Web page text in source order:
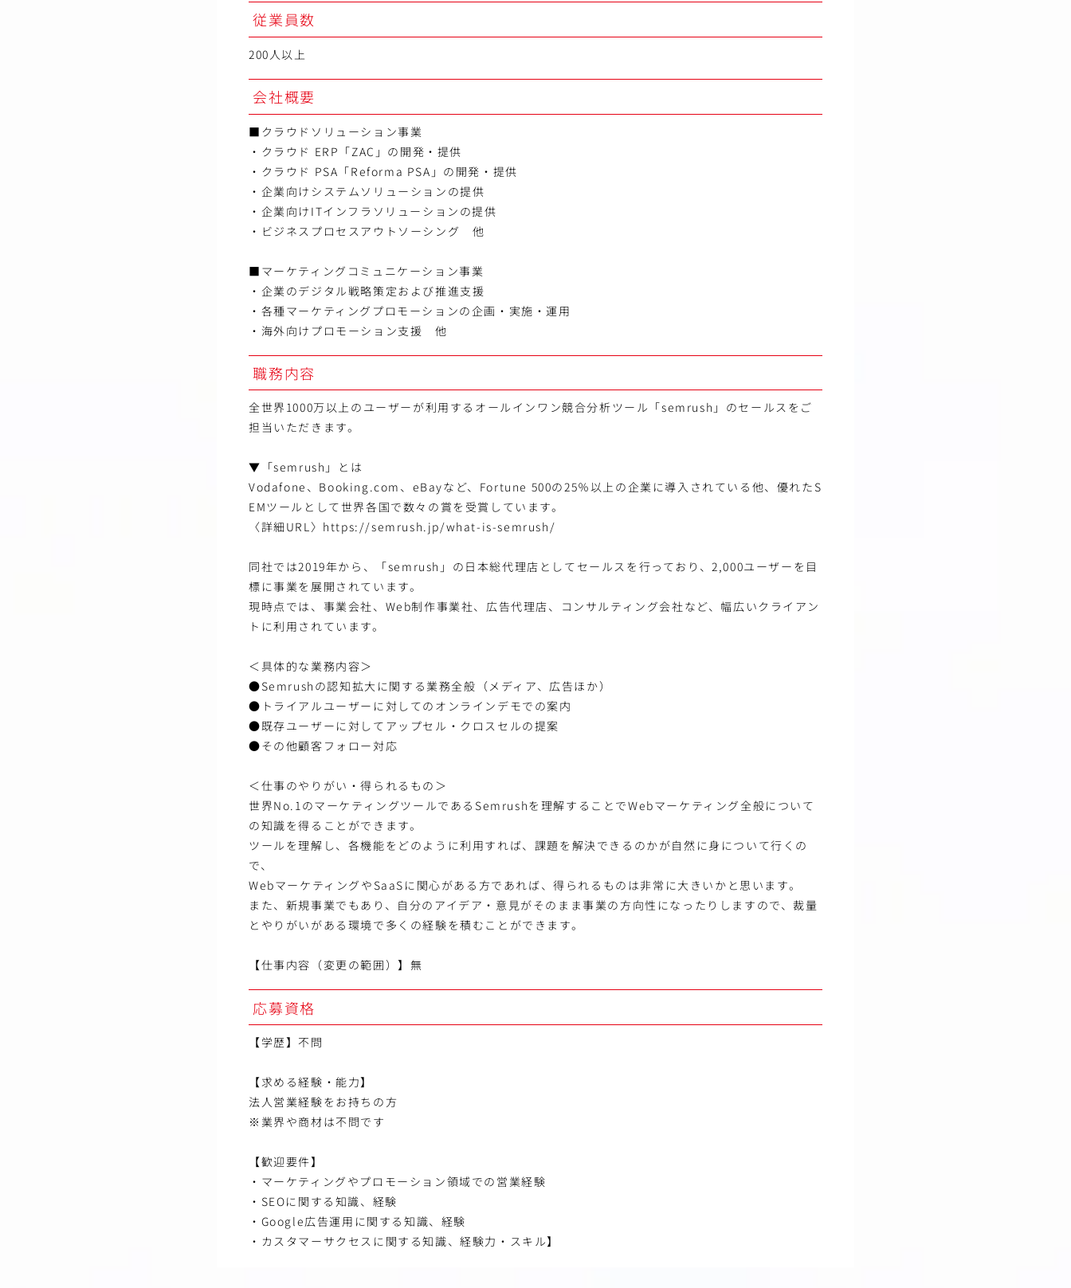
従業員数
200人以上
会社概要
■クラウドソリューション事業
・クラウド ERP「ZAC」の開発・提供
・クラウド PSA「Reforma PSA」の開発・提供
・企業向けシステムソリューションの提供
・企業向けITインフラソリューションの提供
・ビジネスプロセスアウトソーシング 他
■マーケティングコミュニケーション事業
・企業のデジタル戦略策定および推進支援
・各種マーケティングプロモーションの企画・実施・運用
・海外向けプロモーション支援 他
職務内容
全世界1000万以上のユーザーが利用するオールインワン競合分析ツール「semrush」のセールスをご
担当いただきます。
▼「semrush」とは
Vodafone、Booking.com、eBayなど、Fortune 500の25％以上の企業に導入されている他、優れたS
EMツールとして世界各国で数々の賞を受賞しています。
〈詳細URL〉https://semrush.jp/what-is-semrush/
同社では2019年から、「semrush」の日本総代理店としてセールスを行っており、2,000ユーザーを目
標に事業を展開されています。
現時点では、事業会社、Web制作事業社、広告代理店、コンサルティング会社など、幅広いクライアン
トに利用されています。
＜具体的な業務内容＞
●Semrushの認知拡大に関する業務全般（メディア、広告ほか）
●トライアルユーザーに対してのオンラインデモでの案内
●既存ユーザーに対してアップセル・クロスセルの提案
●その他顧客フォロー対応
＜仕事のやりがい・得られるもの＞
世界No.1のマーケティングツールであるSemrushを理解することでWebマーケティング全般について
の知識を得ることができます。
ツールを理解し、各機能をどのように利用すれば、課題を解決できるのかが自然に身について行くの
で、
WebマーケティングやSaaSに関心がある方であれば、得られるものは非常に大きいかと思います。
また、新規事業でもあり、自分のアイデア・意見がそのまま事業の方向性になったりしますので、裁量
とやりがいがある環境で多くの経験を積むことができます。
【仕事内容（変更の範囲）】無
応募資格
【学歴】不問
【求める経験・能力】
法人営業経験をお持ちの方
※業界や商材は不問です
【歓迎要件】
・マーケティングやプロモーション領域での営業経験
・SEOに関する知識、経験
・Google広告運用に関する知識、経験
・カスタマーサクセスに関する知識、経験力・スキル】